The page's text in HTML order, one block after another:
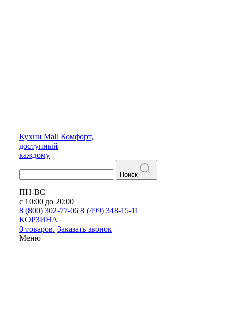
Кухни Mall Комфорт,
доступный
каждому
Поиск
ПН-ВС
с 10:00 до 20:00
8 (800) 302-77-06 8 (499) 348-15-11
КОРЗИНА
0 товаров. Заказать звонок
Меню